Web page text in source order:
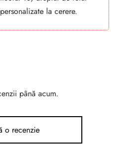
la cerere.
până acum.
o recenzie